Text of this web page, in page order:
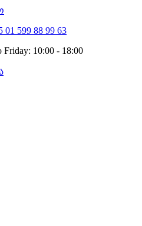
01 599 88 99 63
Friday: 10:00 - 18:00